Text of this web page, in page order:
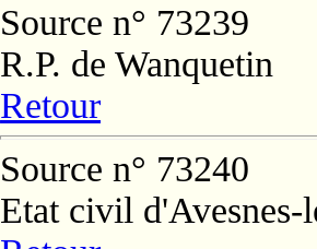
Source n° 73239
R.P. de Wanquetin
Retour
Source n° 73240
Etat civil d'Avesnes-